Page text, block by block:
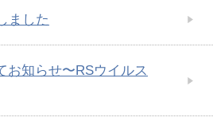
ました
お知らせ〜RSウイルス